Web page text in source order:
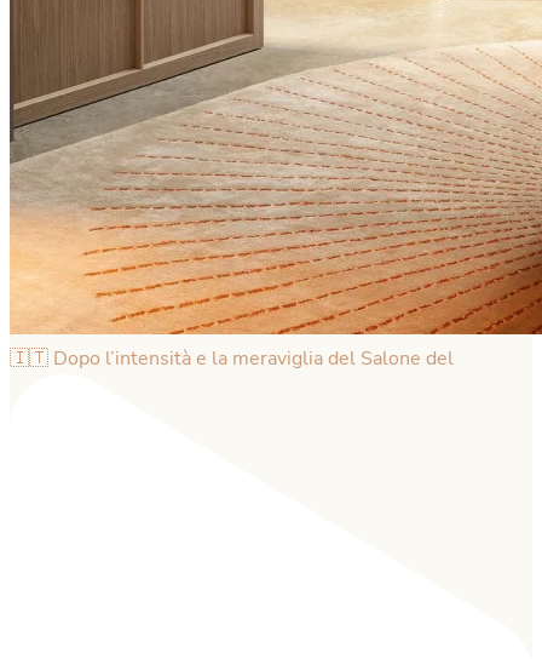
🇮🇹 Dopo l’intensità e la meraviglia del Salone del